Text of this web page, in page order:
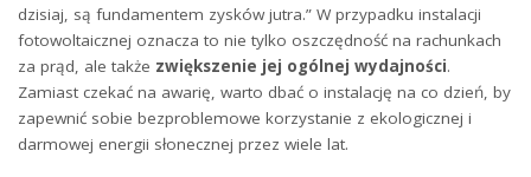
dzisiaj, są fundamentem​ zysków‍ jutra.” W ⁢przypadku‌ instalacji
fotowoltaicznej oznacza to nie tylko ‍oszczędność​ na rachunkach
za prąd, ale także zwiększenie jej ogólnej wydajności.
Zamiast czekać ‍na awarię, warto dbać o ⁤instalację na co ⁤dzień,⁤ by
zapewnić sobie ​bezproblemowe korzystanie ‍z ekologicznej i
darmowej energii słonecznej‍ przez wiele lat.